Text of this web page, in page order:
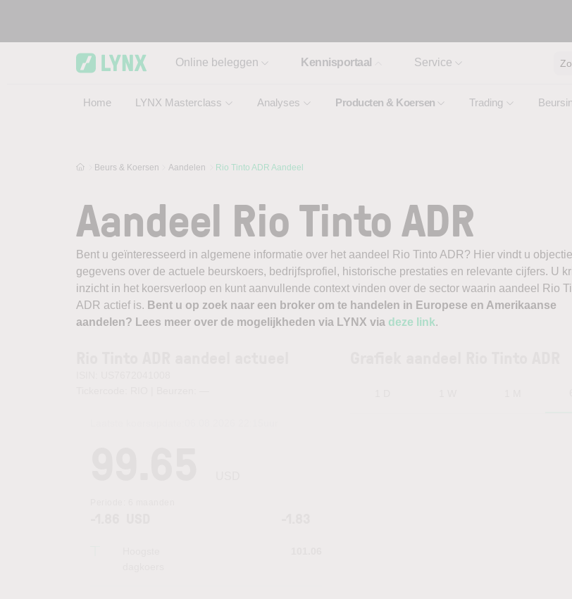
Online beleggen Kennisportaal
Home LYNX Masterclass Analyses Producten & Koersen Trading
Service
Beurs & Koersen Aandelen Rio Tinto ADR Aandeel
Aandeel Rio Tinto ADR
Bent u geïnteresseerd in algemene informatie over het aandeel Rio Tinto ADR? Hier vindt u
gegevens over de actuele beurskoers, bedrijfsprofiel, historische prestaties en relevante cijfers. U
inzicht in het koersverloop en kunt aanvullende context vinden over de sector waarin aandeel Rio
ADR actief is. Bent u op zoek naar een broker om te handelen in Europese en Amerikaanse
aandelen? Lees meer over de mogelijkheden via LYNX via deze link.